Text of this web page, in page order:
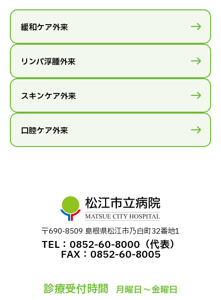
緩和ケア外来
リンパ浮腫外来
スキンケア外来
口腔ケア外来
〒690-8509 島根県松江市乃⽩町32番地1
TEL：0852-60-8000（代表）
FAX：0852-60-8005
診療受付時間 ⽉曜⽇〜⾦曜⽇